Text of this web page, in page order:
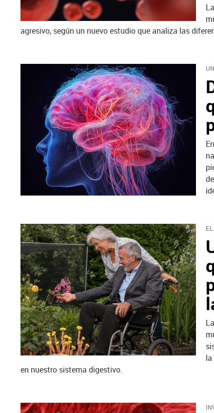
agresivo, según un nuevo estudio que analiza las
la
en nuestro sistema digestivo.